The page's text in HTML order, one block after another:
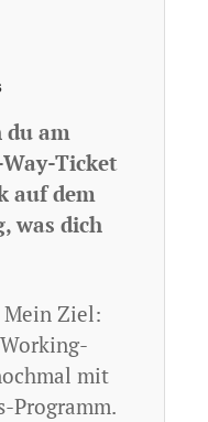
du am
Ticket
auf dem
was dich
Mein Ziel:
mit
Programm.